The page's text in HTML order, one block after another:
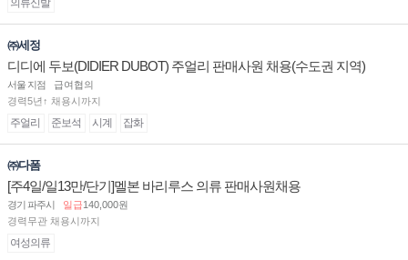
의류신발
㈜세정
디디에 두보(DIDIER DUBOT) 주얼리 판매사원 채용(수도권 지역)
서울 지점
급여협의
경력5년↑ 채용시까지
주얼리 준보석 시계 잡화
㈜다폼
[주4일/일13만/단기]멜본 바리루스 의류 판매사원채용
경기 파주시 일급140,000원
경력무관 채용시까지
여성의류